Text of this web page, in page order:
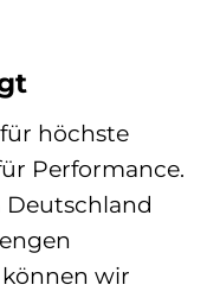
höchste
Performance.
Deutschland
wir